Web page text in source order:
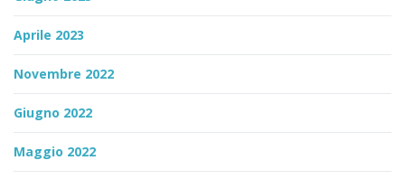
Aprile 2023
Novembre 2022
Giugno 2022
Maggio 2022